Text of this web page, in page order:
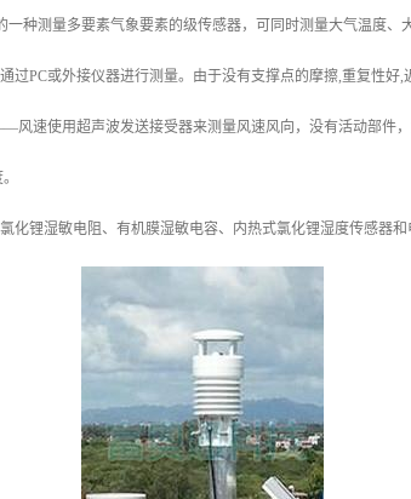
一种测量多要素气象要素的级传感器，可同时测量大气温度
过PC或外接仪器进行测量。由于没有支撑点的摩擦,重复性
速使用超声波发送接受器来测量风速风向，没有活动部件
化锂湿敏电阻、有机膜湿敏电容、内热式氯化锂湿度传感器和